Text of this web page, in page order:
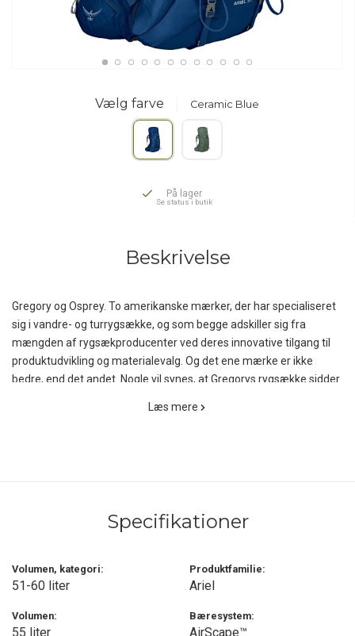
Vælg farve Ceramic Blue
På lager
Se status i butik
Beskrivelse
Gregory og Osprey. To amerikanske mærker, der har specialiseret
sig i vandre- og turrygsække, og som begge adskiller sig fra
mængden af rygsækproducenter ved deres innovative tilgang til
produktudvikling og materialevalg. Og det ene mærke er ikke
bedre, end det andet. Nogle vil synes, at Gregorys rygsække sidder
med alle de rigtige detaljer, bør du kigge lidt nøjere på denne
både de ugelange vandreture, men selvfølgelig også til rejsebrug
Læs mere
Specifikationer
Volumen, kategori:
51-60 liter
Produktfamilie:
Ariel
Volumen:
55 liter
Bæresystem:
AirScape™